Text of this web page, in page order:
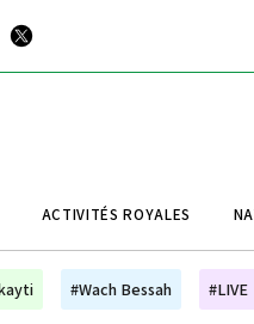
ACTIVITÉS ROYALES
#Wach Bessah #LIVE